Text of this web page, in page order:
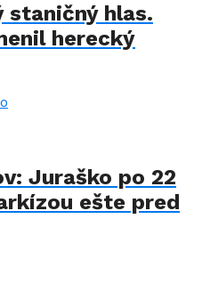
staničný hlas.
herecký
Juraško po 22
ešte pred